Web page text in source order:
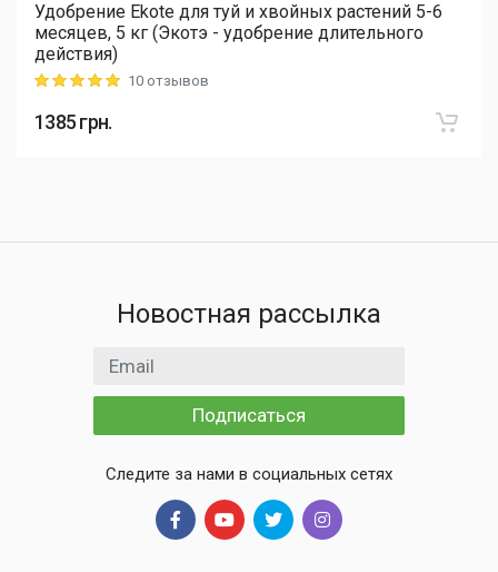
Удобрение Ekote для туй и хвойных растений 5-6
месяцев, 5 кг (Экотэ - удобрение длительного
действия)
Rating: 5 out of 510 отзывов
1385грн.
Новостная рассылка
Email адрес
Подписаться
Следите за нами в социальных сетях